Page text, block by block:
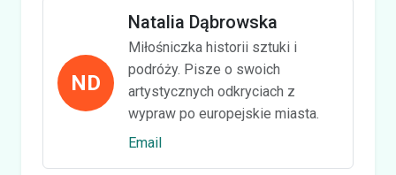
ND
Natalia Dąbrowska
Miłośniczka historii sztuki i
podróży. Pisze o swoich
artystycznych odkryciach z
wypraw po europejskie miasta.
Email